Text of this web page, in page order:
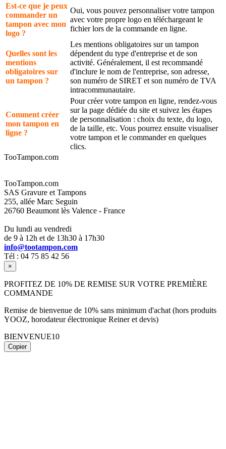
Est-ce que je peux
commander un
tampon avec mon
logo ?
Oui, vous pouvez personnaliser votre tampon
avec votre propre logo en téléchargeant le
fichier lors de la commande en ligne.
Quelles sont les
mentions
obligatoires sur
un tampon ?
Les mentions obligatoires sur un tampon
dépendent du type d'entreprise et de son
activité. Généralement, il est recommandé
d'inclure le nom de l'entreprise, son adresse,
son numéro de SIRET et son numéro de TVA
intracommunautaire.
Comment créer
mon tampon en
ligne ?
Pour créer votre tampon en ligne, rendez-vous
sur la page dédiée du site et suivez les étapes
de personnalisation : choix du texte, du logo,
de la taille, etc. Vous pourrez ensuite visualiser
votre tampon et le commander en quelques
clics.
TooTampon.com
TooTampon.com
SAS Gravure et Tampons
255, allée Marc Seguin
26760 Beaumont lès Valence - France
Du lundi au vendredi
de 9 à 12h et de 13h30 à 17h30
info@tootampon.com
Tél : 04 75 85 42 56
×
PROFITEZ DE 10% DE REMISE SUR VOTRE PREMIÈRE
COMMANDE
Remise de bienvenue de 10% sans minimum d'achat (hors produits
YOOZ, horodateur électronique Reiner et devis)
BIENVENUE10
Copier